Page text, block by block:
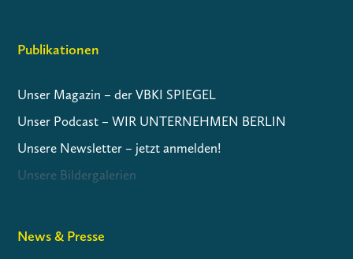
Publikationen
Unser Magazin – der VBKI SPIEGEL
Unser Podcast – WIR UNTERNEHMEN BERLIN
Unsere Newsletter – jetzt anmelden!
Unsere Bildergalerien
News & Presse